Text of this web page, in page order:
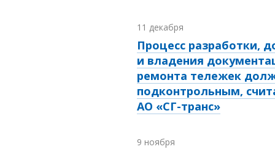
11 декабря
Процесс разработки,
и владения
ремонта тележек
подконтрольным,
АО «СГ-транс»
9 ноября